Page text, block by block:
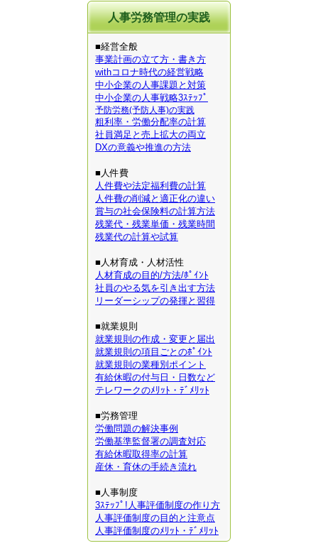
人事労務管理の実践
■経営全般
事業計画の立て方・書き方
withコロナ時代の経営戦略
中小企業の人事課題と対策
中小企業の人事戦略3ｽﾃｯﾌﾟ
予防労務(予防人事)の実践
粗利率・労働分配率の計算
社員満足と売上拡大の両立
DXの意義や推進の方法
■人件費
人件費や法定福利費の計算
人件費の削減と適正化の違い
賞与の社会保険料の計算方法
残業代・残業単価・残業時間
残業代の計算や試算
■人材育成・人材活性
人材育成の目的/方法/ﾎﾟｲﾝﾄ
社員のやる気を引き出す方法
リーダーシップの発揮と習得
■就業規則
就業規則の作成・変更と届出
就業規則の項目ごとのﾎﾟｲﾝﾄ
就業規則の業種別ポイント
有給休暇の付与日・日数など
テレワークのﾒﾘｯﾄ・ﾃﾞﾒﾘｯﾄ
■労務管理
労働問題の解決事例
労働基準監督署の調査対応
有給休暇取得率の計算
産休・育休の手続き流れ
■人事制度
3ｽﾃｯﾌﾟ!人事評価制度の作り方
人事評価制度の目的と注意点
人事評価制度のﾒﾘｯﾄ・ﾃﾞﾒﾘｯﾄ